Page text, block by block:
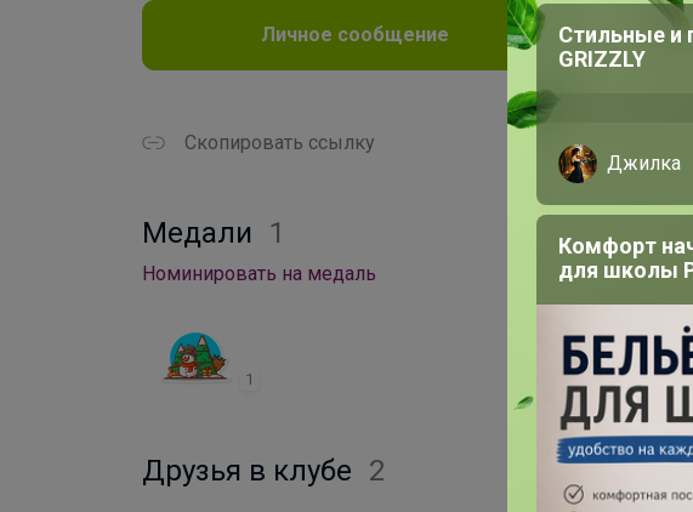
Личное сообщение
Скопировать ссылку
Медали 1
Номинировать на медаль
1
Друзья в клубе 2
Стильные и
GRIZZLY
Джилка
Комфорт
для школы